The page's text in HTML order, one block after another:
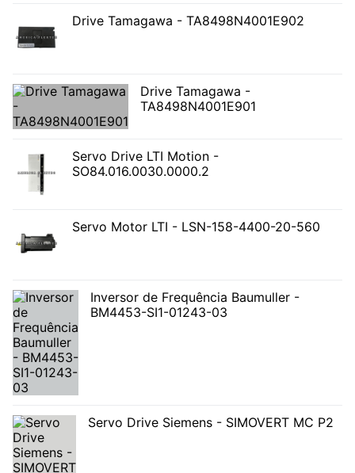
Drive Tamagawa - TA8498N4001E902
Drive Tamagawa -
TA8498N4001E901
Servo Drive LTI Motion -
SO84.016.0030.0000.2
Servo Motor LTI - LSN-158-4400-20-560
Inversor de Frequência Baumuller -
BM4453-SI1-01243-03
Servo Drive Siemens - SIMOVERT MC P2